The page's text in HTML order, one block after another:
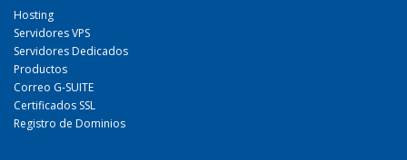
Hosting
Servidores VPS
Servidores Dedicados
Productos
Correo G-SUITE
Certificados SSL
Registro de Dominios